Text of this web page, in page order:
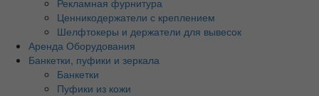
Ценникодержатели с креплением
Шелфтокеры и держатели для вывесок
Аренда Оборудования
Банкетки, пуфики и зеркала
Банкетки
Пуфики из кожи